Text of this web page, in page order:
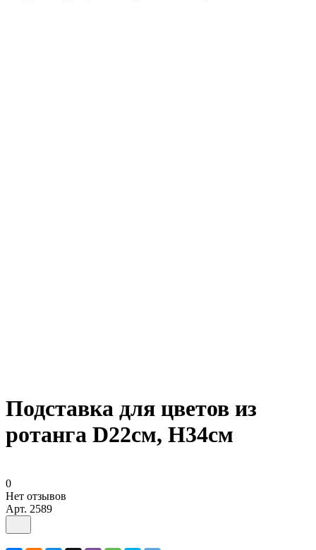
Подставка для цветов из
ротанга D22см, H34см
0
Нет отзывов
Арт. 2589